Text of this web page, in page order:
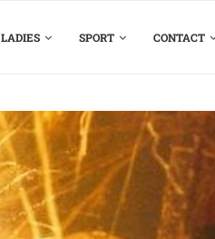
LADIES SPORT CONTACT